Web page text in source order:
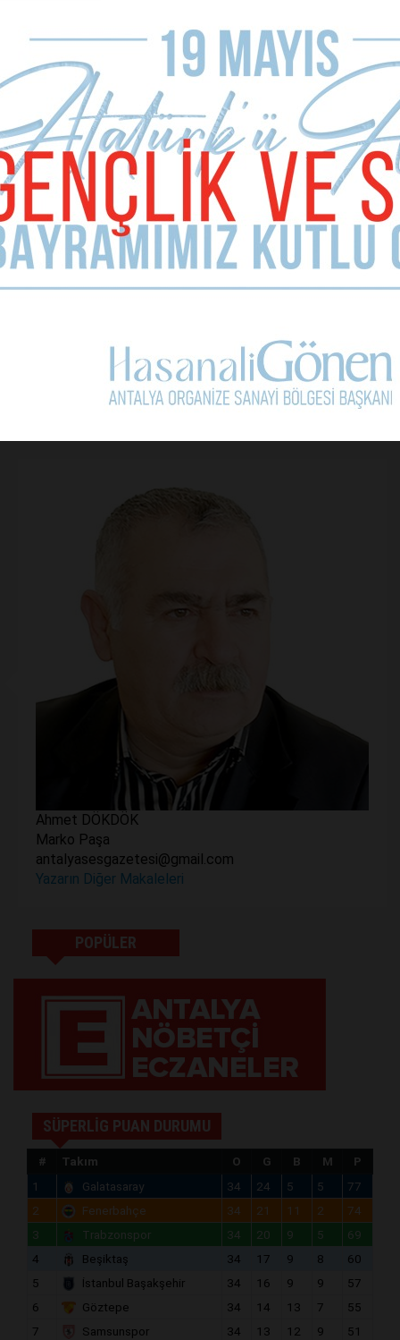
Telefon (zorunlu değil)
Yorumunuz
Kullanım Koşullarını Kabul Ediyorum.
Ahmet DÖKDÖK
Marko Paşa
antalyasesgazetesi@gmail.com
Yazarın Diğer Makaleleri
POPÜLER
SÜPERLİG PUAN DURUMU
# Takım O G B M
P
1
Galatasaray 34 24 5 5
77
2
Fenerbahçe 34 21 11 2
74
3
Trabzonspor 34 20 9 5
69
4
Beşiktaş 34 17 9 8
60
5
İstanbul Başakşehir 34 16 9 9
57
6
Göztepe 34 14 13 7
55
7
Samsunspor 34 13 12 9
51